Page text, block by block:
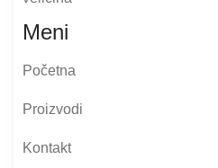
Meni
Početna
Proizvodi
Kontakt